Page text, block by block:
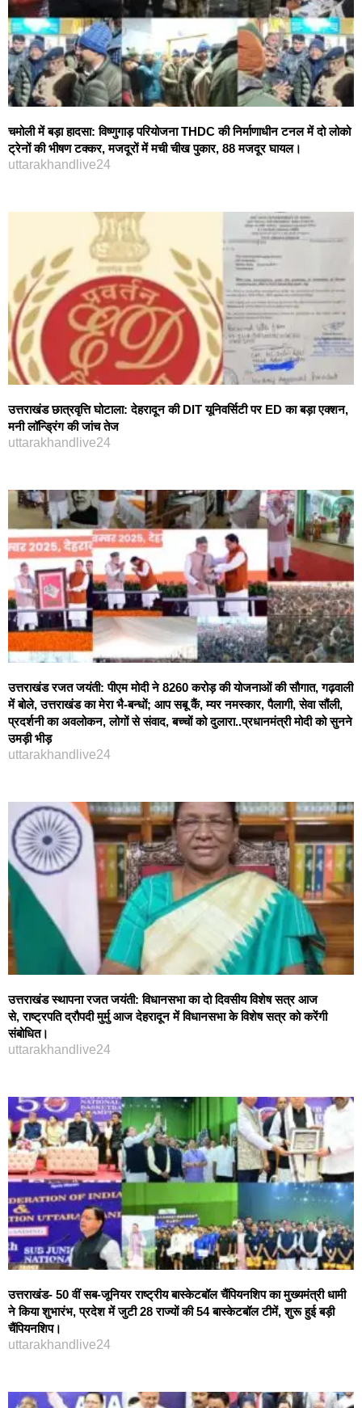
चमोली में बड़ा हादसा: विष्णुगाड़ परियोजना THDC की निर्माणाधीन टनल में दो लोको
ट्रेनों की भीषण टक्कर, मजदूरों में मची चीख पुकार, 88 मजदूर घायल।
uttarakhandlive24
उत्तराखंड छात्रवृत्ति घोटाला: देहरादून की DIT यूनिवर्सिटी पर ED का बड़ा एक्शन,
मनी लॉन्ड्रिंग की जांच तेज
uttarakhandlive24
उत्तराखंड रजत जयंती: पीएम मोदी ने 8260 करोड़ की योजनाओं की सौगात, गढ़वाली
में बोले, उत्तराखंड का मेरा भै-बन्धों; आप सबू कैं, म्यर नमस्कार, पैलागी, सेवा सौंली,
प्रदर्शनी का अवलोकन, लोगों से संवाद, बच्चों को दुलारा..प्रधानमंत्री मोदी को सुनने
उमड़ी भीड़
uttarakhandlive24
उत्तराखंड स्थापना रजत जयंती: विधानसभा का दो दिवसीय विशेष सत्र आज
से, राष्ट्रपति द्रौपदी मुर्मु आज देहरादून में विधानसभा के विशेष सत्र को करेंगी
संबोधित।
uttarakhandlive24
उत्तराखंड- 50 वीं सब-जूनियर राष्ट्रीय बास्केटबॉल चैंपियनशिप का मुख्यमंत्री धामी
ने किया शुभारंभ, प्रदेश में जुटी 28 राज्यों की 54 बास्केटबॉल टीमें, शुरू हुई बड़ी
चैंपियनशिप।
uttarakhandlive24